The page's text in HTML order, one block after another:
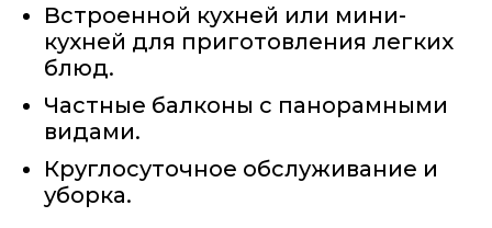
Встроенной кухней или мини-
кухней для приготовления легких
блюд.
Частные балконы с панорамными
видами.
Круглосуточное обслуживание и
уборка.